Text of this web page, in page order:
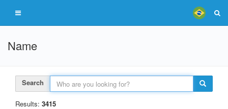
Name
Search
Results: 3415